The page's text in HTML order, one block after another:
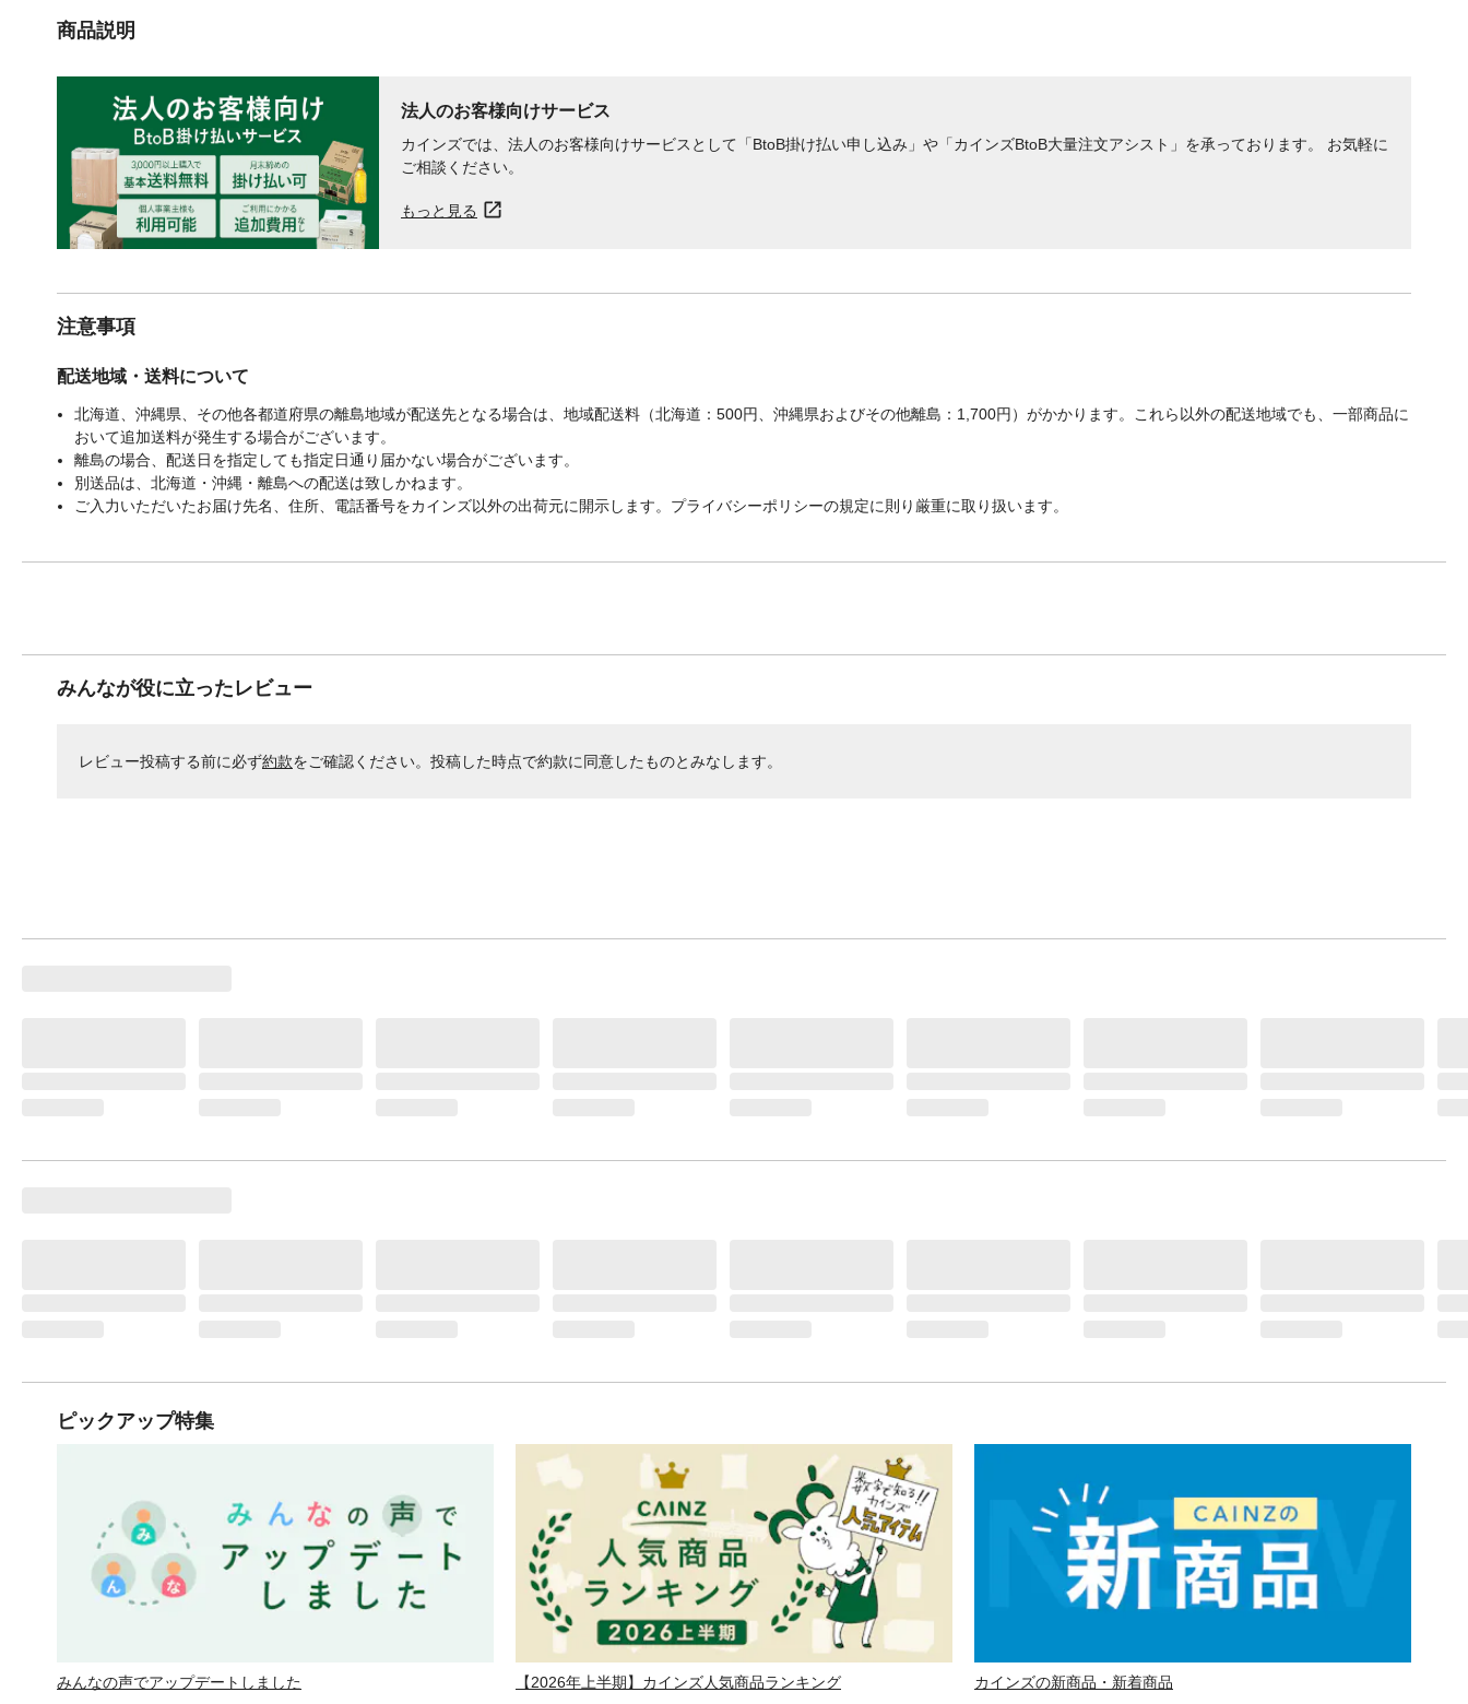
商品説明
法人のお客様向けサービス
カインズでは、法人のお客様向けサービスとして「BtoB掛け払い申し込み」や「カインズBtoB大量注文アシスト」を承っております。 お気軽に
ご相談ください。
もっと見る
注意事項
配送地域・送料について
北海道、沖縄県、その他各都道府県の離島地域が配送先となる場合は、地域配送料（北海道：500円、沖縄県およびその他離島：1,700円）がかかります。これら以外の配送地域でも、一部商品に
おいて追加送料が発生する場合がございます。
離島の場合、配送日を指定しても指定日通り届かない場合がございます。
別送品は、北海道・沖縄・離島への配送は致しかねます。
ご入力いただいたお届け先名、住所、電話番号をカインズ以外の出荷元に開示します。プライバシーポリシーの規定に則り厳重に取り扱います。
みんなが役に立ったレビュー
レビュー投稿する前に必ず約款をご確認ください。投稿した時点で約款に同意したものとみなします。
ピックアップ特集
みんなの声でアップデートしました 【2026年上半期】カインズ人気商品ランキング カインズの新商品・新着商品